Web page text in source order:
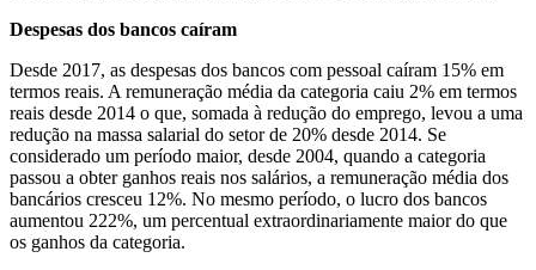
Despesas dos bancos caíram
Desde 2017, as despesas dos bancos com pessoal caíram 15% em
termos reais. A remuneração média da categoria caiu 2% em termos
reais desde 2014 o que, somada à redução do emprego, levou a uma
redução na massa salarial do setor de 20% desde 2014. Se
considerado um período maior, desde 2004, quando a categoria
passou a obter ganhos reais nos salários, a remuneração média dos
bancários cresceu 12%. No mesmo período, o lucro dos bancos
aumentou 222%, um percentual extraordinariamente maior do que
os ganhos da categoria.